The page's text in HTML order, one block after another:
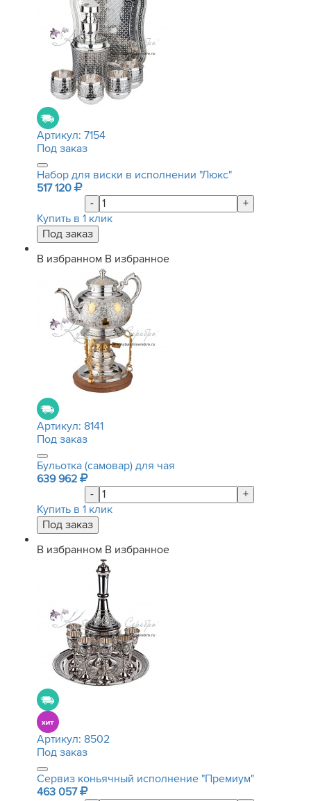
Артикул: 7154
Под заказ
Набор для виски в исполнении "Люкс"
517 120
-
+
Купить в 1 клик
В избранном В избранное
Артикул: 8141
Под заказ
Бульотка (самовар) для чая
639 962
-
+
Купить в 1 клик
В избранном В избранное
Артикул: 8502
Под заказ
Сервиз коньячный исполнение "Премиум"
463 057